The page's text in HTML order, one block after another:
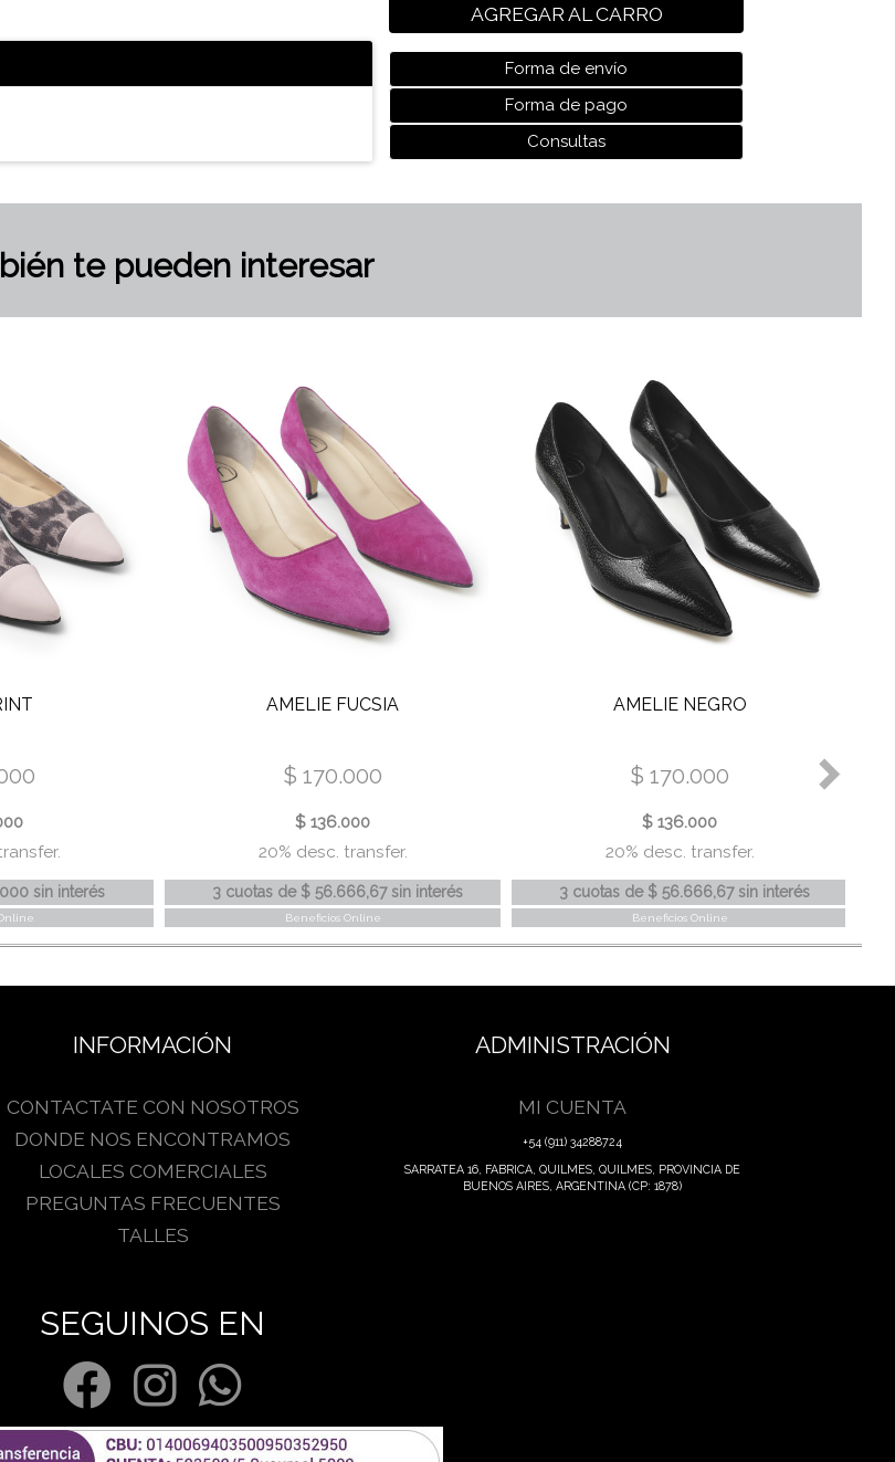
AGREGAR AL CARRO
Forma de envío
Forma de pago
Consultas
te pueden interesar
sin interés
AMELIE FUCSIA
$ 170.000
$ 136.000
20% desc. transfer.
3 cuotasde $ 56.666,67sin interés
Beneficios Online
AMELIE NEGRO
$ 170.000
$ 136.000
20% desc. transfer.
3 cuotasde $ 56.666,67sin interés
Beneficios Online
INFORMACIÓN
CONTACTATE CON NOSOTROS
DONDE NOS ENCONTRAMOS
LOCALES COMERCIALES
PREGUNTAS FRECUENTES
TALLES
ADMINISTRACIÓN
MI CUENTA
+54 (911) 34288724
SARRATEA 16, FABRICA, QUILMES, QUILMES, PROVINCIA DE
BUENOS AIRES, ARGENTINA (CP: 1878)
SEGUINOS EN